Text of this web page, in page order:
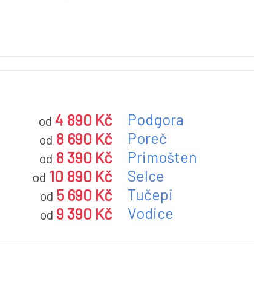
od 4 890 Kč Podgora
od 8 690 Kč Poreč
od 8 390 Kč Primošten
od 10 890 Kč Selce
od 5 690 Kč Tučepi
od 9 390 Kč Vodice